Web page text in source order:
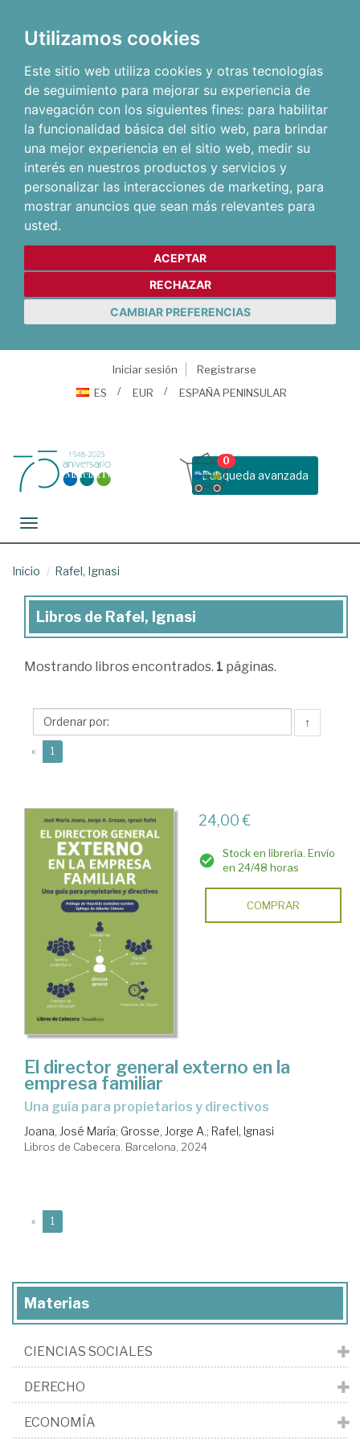
Utilizamos cookies
Este sitio web utiliza cookies y otras tecnologías
de seguimiento para mejorar su experiencia de
navegación con los siguientes fines: para habilitar
la funcionalidad básica del sitio web, para brindar
una mejor experiencia en el sitio web, medir su
interés en nuestros productos y servicios y
personalizar las interacciones de marketing, para
mostrar anuncios que sean más relevantes para
usted.
ACEPTAR
RECHAZAR
CAMBIAR PREFERENCIAS
Iniciar sesión
Registrarse
ES
EUR ESPAÑA PENINSULAR
Busqueda avanzada
0
Toggle navigation
Inicio Rafel, Ignasi
Libros
Rafel,
Libros de Rafel, Ignasi
Mostrando libros encontrados. 1 páginas.
↑
« 1
24,00 €
Stock en librería. Envío
en 24/48 horas
COMPRAR
El director general externo en la
empresa familiar
una guía para propietarios y directivos
Joana, José María; Grosse, Jorge A.; Rafel, Ignasi
Libros de Cabecera. Barcelona, 2024
« 1
Materias
CIENCIAS SOCIALES
DERECHO
ECONOMÍA